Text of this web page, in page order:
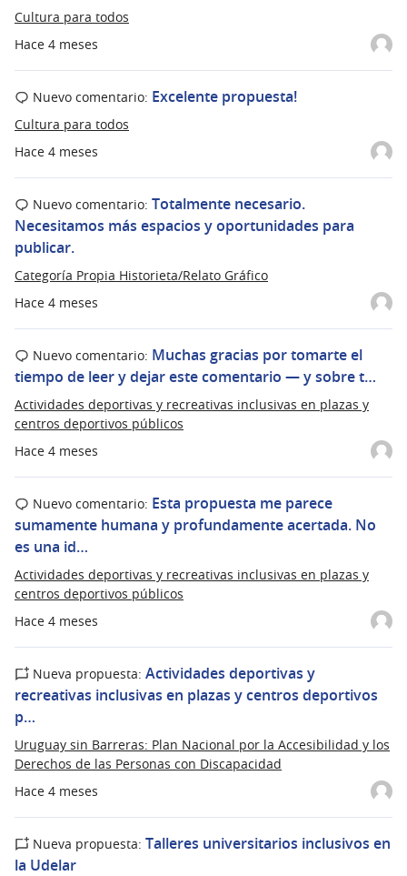
Hace 4 meses
Cultura para todos
Hace 4 meses
Nuevo comentario: Excelente propuesta!
Cultura para todos
Hace 4 meses
Nuevo comentario: Totalmente necesario.
Necesitamos más espacios y oportunidades para
publicar.
Categoría Propia Historieta/Relato Gráfico
Hace 4 meses
Nuevo comentario: Muchas gracias por tomarte el
tiempo de leer y dejar este comentario — y sobre t…
Actividades deportivas y recreativas inclusivas en plazas y
centros deportivos públicos
Hace 4 meses
Nuevo comentario: Esta propuesta me parece
sumamente humana y profundamente acertada. No
es una id…
Actividades deportivas y recreativas inclusivas en plazas y
centros deportivos públicos
Hace 4 meses
Nueva propuesta: Actividades deportivas y
recreativas inclusivas en plazas y centros deportivos
p…
Uruguay sin Barreras: Plan Nacional por la Accesibilidad y los
Derechos de las Personas con Discapacidad
Nueva propuesta: Talleres universitarios inclusivos en
la Udelar